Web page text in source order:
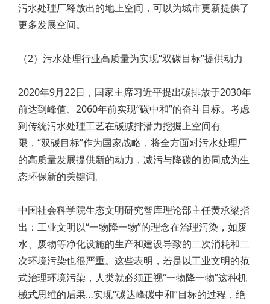
污水处理厂释放出的地上空间，可以为城市更新提供了
更多发展空间。
（2）污水处理行业高质量为实现“双碳目标”提供动力
2020年9月22日，国家主席习近平提出碳排放于2030年
前达到峰值、2060年前实现“碳中和”的奋斗目标。考虑
到传统污水处理工艺在碳减排潜力挖掘上空间有
限，“双碳目标”作为国家战略，将全方面对污水处理厂
的高质量发展提供新的动力，减污与降碳的协同成为生
态环保新的关键词。
中国社会科学院生态文明研究智库理论部主任黄承梁指
出：工业文明以“一物降一物”的理念在治理污染，如废
水、废物等净化设施的生产和建设导致的二次消耗和二
次环境污染也很严重。这些表明，若是以工业文明的范
式治理环境污染，人类就必须正视“一物降一物”这种机
械式思维的后果…实现“碳达峰碳中和”目标的过程，绝